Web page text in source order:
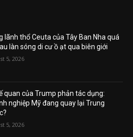
lãnh thổ Ceuta của Tây Ban Nha quá
làn sóng di cư ồ ạt qua biên giới
5, 2026
quan của Trump phản tác dụng:
nghiệp Mỹ đang quay lại Trung
5, 2026